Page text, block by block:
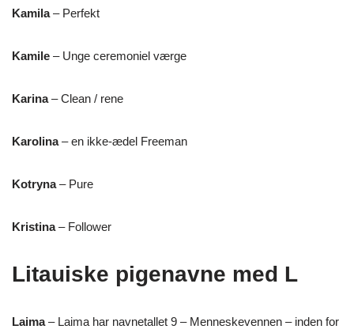
Kamila– Perfekt
Kamile – Unge ceremoniel værge
Karina– Clean / rene
Karolina– en ikke-ædel Freeman
Kotryna– Pure
Kristina– Follower
Litauiske pigenavne med L
Laima– Laima har navnetallet 9 – Menneskevennen – inden for